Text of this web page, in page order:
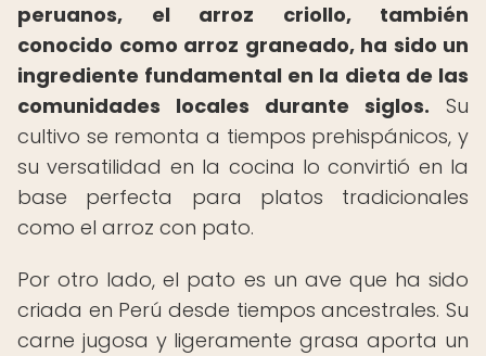
peruanos, el arroz criollo, también
conocido como arroz graneado, ha sido un
ingrediente fundamental en la dieta de las
comunidades locales durante siglos. Su
cultivo se remonta a tiempos prehispánicos, y
su versatilidad en la cocina lo convirtió en la
base perfecta para platos tradicionales
como el arroz con pato.
Por otro lado, el pato es un ave que ha sido
criada en Perú desde tiempos ancestrales. Su
carne jugosa y ligeramente grasa aporta un